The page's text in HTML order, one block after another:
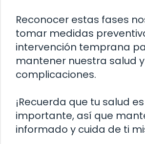
Reconocer estas fases
tomar medidas
intervención temprana
mantener nuestra salud
complicaciones.
¡Recuerda que tu salud
importante, así que
informado y cuida de ti